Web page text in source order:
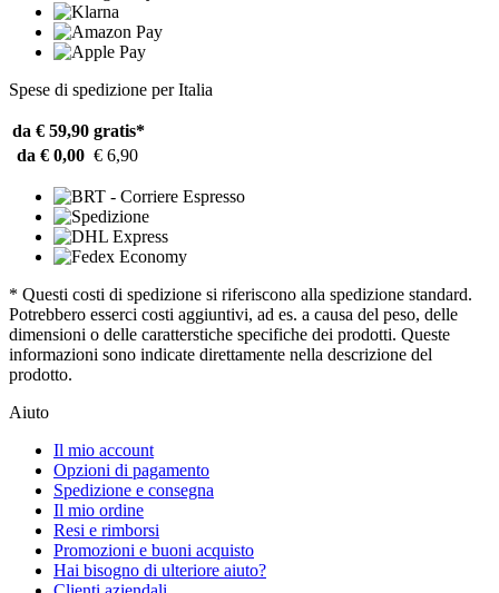
Spese di spedizione per Italia
da € 59,90 gratis*
da € 0,00 € 6,90
* Questi costi di spedizione si riferiscono alla spedizione standard.
Potrebbero esserci costi aggiuntivi, ad es. a causa del peso, delle
dimensioni o delle caratterstiche specifiche dei prodotti. Queste
informazioni sono indicate direttamente nella descrizione del
prodotto.
Aiuto
Il mio account
Opzioni di pagamento
Spedizione e consegna
Il mio ordine
Resi e rimborsi
Promozioni e buoni acquisto
Hai bisogno di ulteriore aiuto?